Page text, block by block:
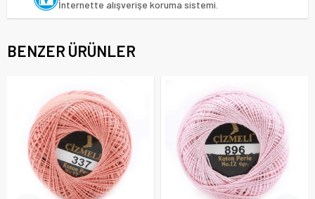
İnternette alışverişe koruma sistemi.
BENZER ÜRÜNLER